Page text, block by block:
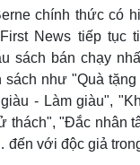
chính thức có
News tiếp tục
sách bán chạy
như "Quà
- Làm giàu",
thách", "Đắc nhân
đến với độc giả